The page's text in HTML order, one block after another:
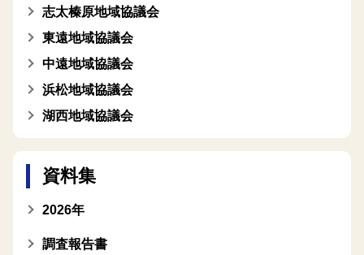
志太榛原地域協議会
東遠地域協議会
中遠地域協議会
浜松地域協議会
湖西地域協議会
資料集
2026年
調査報告書